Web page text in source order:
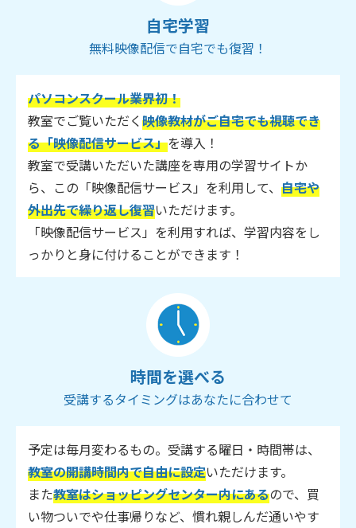
自宅学習
無料映像配信で自宅でも復習！
パソコンスクール業界初！
教室でご覧いただく映像教材がご自宅でも視聴でき
る「映像配信サービス」を導入！
教室で受講いただいた講座を専用の学習サイトか
ら、この「映像配信サービス」を利用して、 自宅や
外出先で繰り返し復習いただけます。
「映像配信サービス」を利用すれば、学習内容をし
っかりと身に付けることができます！
時間を選べる
受講するタイミングはあなたに合わせて
予定は毎月変わるもの。受講する曜日・時間帯は、
教室の開講時間内で自由に設定いただけます。
また教室はショッピングセンター内にあるので、買
い物ついでや仕事帰りなど、慣れ親しんだ通いやす